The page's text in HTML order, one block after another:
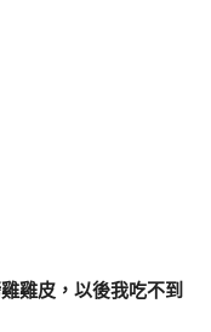
雞皮，以後我吃不到